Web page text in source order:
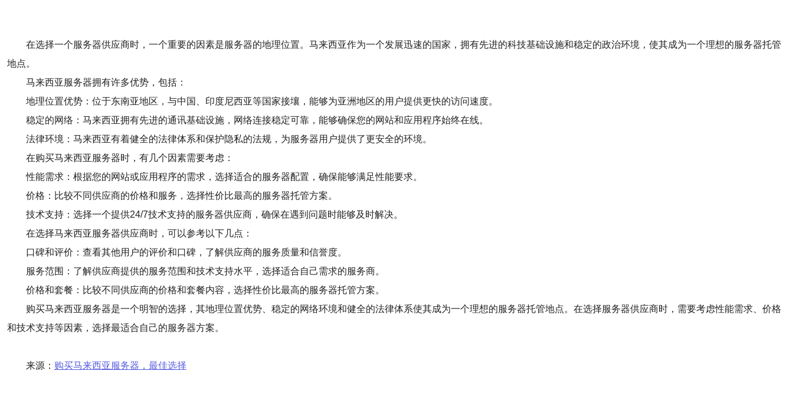
在选择一个服务器供应商时，一个重要的因素是服务器的地理位置。马来西亚作为一个发展迅速的国家，拥有先进的科技基础设施和稳定的政治环境，使其成为一个理想的服务器托管
地点。
马来西亚服务器拥有许多优势，包括：
地理位置优势：位于东南亚地区，与中国、印度尼西亚等国家接壤，能够为亚洲地区的用户提供更快的访问速度。
稳定的网络：马来西亚拥有先进的通讯基础设施，网络连接稳定可靠，能够确保您的网站和应用程序始终在线。
法律环境：马来西亚有着健全的法律体系和保护隐私的法规，为服务器用户提供了更安全的环境。
在购买马来西亚服务器时，有几个因素需要考虑：
性能需求：根据您的网站或应用程序的需求，选择适合的服务器配置，确保能够满足性能要求。
价格：比较不同供应商的价格和服务，选择性价比最高的服务器托管方案。
技术支持：选择一个提供24/7技术支持的服务器供应商，确保在遇到问题时能够及时解决。
在选择马来西亚服务器供应商时，可以参考以下几点：
口碑和评价：查看其他用户的评价和口碑，了解供应商的服务质量和信誉度。
服务范围：了解供应商提供的服务范围和技术支持水平，选择适合自己需求的服务商。
价格和套餐：比较不同供应商的价格和套餐内容，选择性价比最高的服务器托管方案。
购买马来西亚服务器是一个明智的选择，其地理位置优势、稳定的网络环境和健全的法律体系使其成为一个理想的服务器托管地点。在选择服务器供应商时，需要考虑性能需求、价格
和技术支持等因素，选择最适合自己的服务器方案。
来源： 购买马来西亚服务器，最佳选择